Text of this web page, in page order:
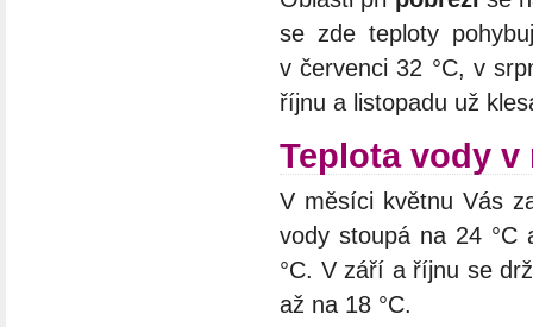
se zde teploty
v červenci 32 °C, v
říjnu a listopadu už
Teplota vody v
V měsíci květnu Vás
vody stoupá na 24 °C
°C. V září a říjnu se
až na 18 °C.